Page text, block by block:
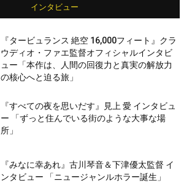
インタビュー
『タービュランス 絶空 16,000フィート』クラ
ウディオ・ファエ監督オフィシャルインタビ
ュー「本作は、人間の回復力と真実の解放力
の核心へと迫る旅」
『すべての夜を思いだす』見上 愛 インタビュ
ー 「ずっと住んでいる街のような大事な場
所」
『みなに幸あれ』古川琴音＆下津優太監督 イ
ンタビュー 「ニュージャンルホラー誕生」